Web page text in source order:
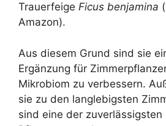
Trauerfeige Ficus benjamina
Amazon).
Aus diesem Grund sind sie
Ergänzung für
Mikrobiom zu verbessern.
sie zu den langlebigsten
sind eine der zuverlässigsten